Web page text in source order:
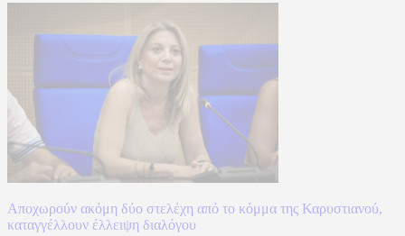
Αποχωρούν ακόμη δύο στελέχη από το κόμμα της Καρυστιανού,
καταγγέλλουν έλλειψη διαλόγου